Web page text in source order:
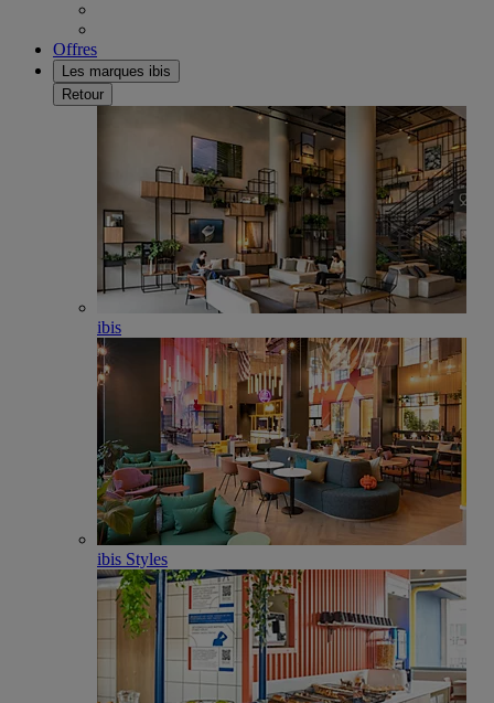
Offres
Les marques ibis
Retour
ibis
ibis Styles